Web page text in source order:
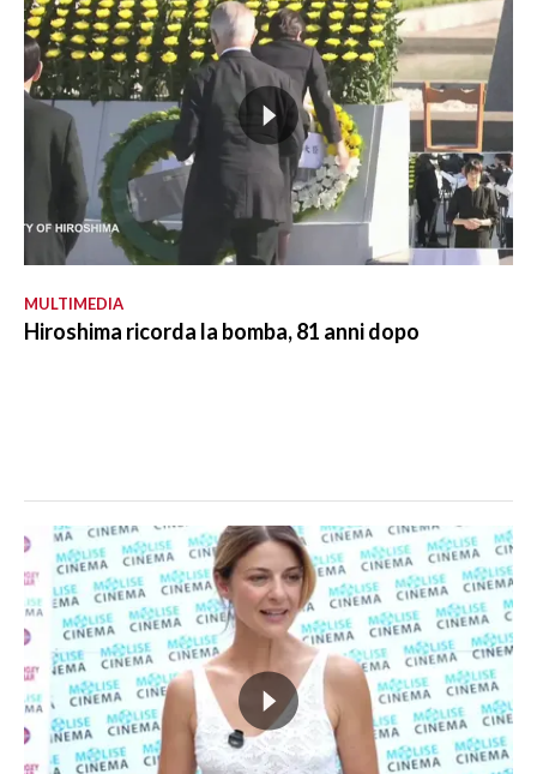
MULTIMEDIA
Hiroshima ricorda la bomba, 81 anni dopo